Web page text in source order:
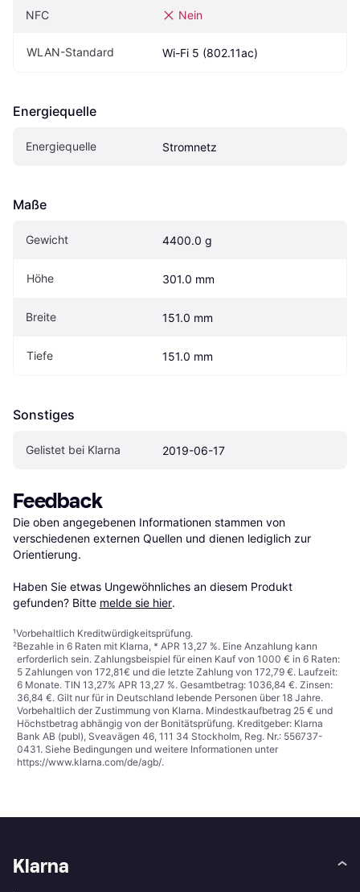
NFC Nein
WLAN-Standard Wi-Fi 5 (802.11ac)
Energiequelle
Energiequelle Stromnetz
Maße
Gewicht 4400.0 g
Höhe 301.0 mm
Breite 151.0 mm
Tiefe 151.0 mm
Sonstiges
Gelistet bei Klarna 2019-06-17
Feedback
Die oben angegebenen Informationen stammen von
verschiedenen externen Quellen und dienen lediglich zur
Orientierung.
Haben Sie etwas Ungewöhnliches an diesem Produkt
gefunden? Bitte melde sie hier.
¹Vorbehaltlich Kreditwürdigkeitsprüfung.
²Bezahle in 6 Raten mit Klarna, * APR 13,27 %. Eine Anzahlung kann
erforderlich sein. Zahlungsbeispiel für einen Kauf von 1000 € in 6 Raten:
5 Zahlungen von 172,81€ und die letzte Zahlung von 172,79 €. Laufzeit:
6 Monate. TIN 13,27% APR 13,27 %. Gesamtbetrag: 1036,84 €. Zinsen:
36,84 €. Gilt nur für in Deutschland lebende Personen über 18 Jahre.
Vorbehaltlich der Zustimmung von Klarna. Mindestkaufbetrag 25 € und
Höchstbetrag abhängig von der Bonitätsprüfung. Kreditgeber: Klarna
Bank AB (publ), Sveavägen 46, 111 34 Stockholm, Reg. Nr.: 556737-
0431. Siehe Bedingungen und weitere Informationen unter
https://www.klarna.com/de/agb/.
Klarna